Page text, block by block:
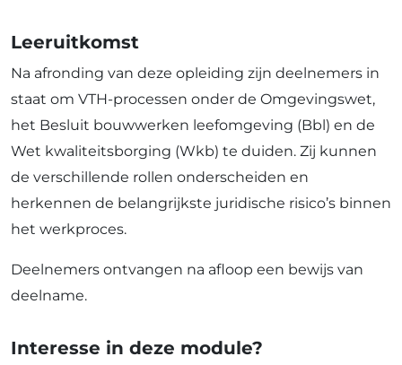
Leeruitkomst
Na afronding van deze opleiding zijn deelnemers in
staat om VTH-processen onder de Omgevingswet,
het Besluit bouwwerken leefomgeving (Bbl) en de
Wet kwaliteitsborging (Wkb) te duiden. Zij kunnen
de verschillende rollen onderscheiden en
herkennen de belangrijkste juridische risico’s binnen
het werkproces.
Deelnemers ontvangen na afloop een bewijs van
deelname.
Interesse in deze module?